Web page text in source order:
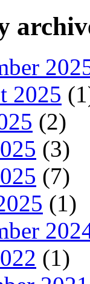
2025
(2)
(3)
(7)
(1)
(1)